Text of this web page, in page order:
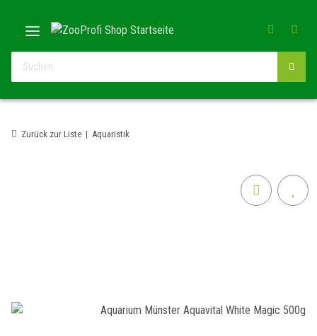
Zurück zur Liste Aquaristik